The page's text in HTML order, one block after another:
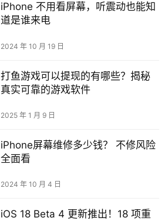
iPhone 不用看屏幕，听震动也能知
道是谁来电
2024 年 10 月 19 日
打鱼游戏可以提现的有哪些？揭秘
真实可靠的游戏软件
2025 年 1 月 9 日
iPhone屏幕维修多少钱？ 不修风险
全面看
2024 年 10 月 4 日
iOS 18 Beta 4 更新推出！18 项重